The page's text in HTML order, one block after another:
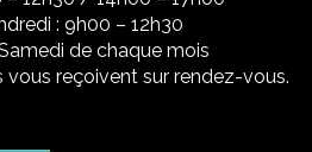
: 9h00 – 12h30
de chaque mois
vous reçoivent sur rendez-vous.